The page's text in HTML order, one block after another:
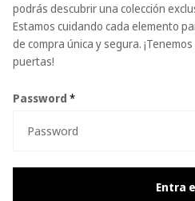
podrás descubrir una colección
Estamos cuidando cada elemento
de compra única y segura.
puertas!
Password *
Entra